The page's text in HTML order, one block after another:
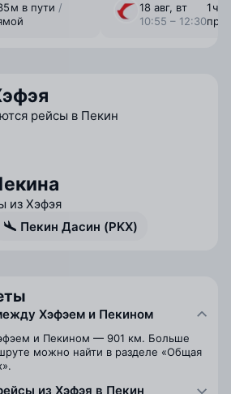
⁠м в пути /
18 авг, вт
10:55 – 12:30
1 ⁠ч
рейсы в Пекин
из Хэфэя
Пекин Дасин (PKX)
Хэфэем и Пекином
и Пекином — 901 км. Больше
можно найти в разделе «Общая
из Хэфэя в Пекин